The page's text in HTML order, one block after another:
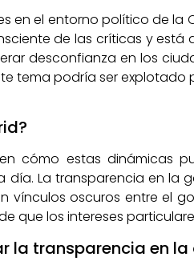
en el entorno político de la
de las críticas y
desconfianza en los
tema podría ser
cómo estas dinámicas
La transparencia en la
vínculos oscuros entre el
que los intereses
la transparencia en